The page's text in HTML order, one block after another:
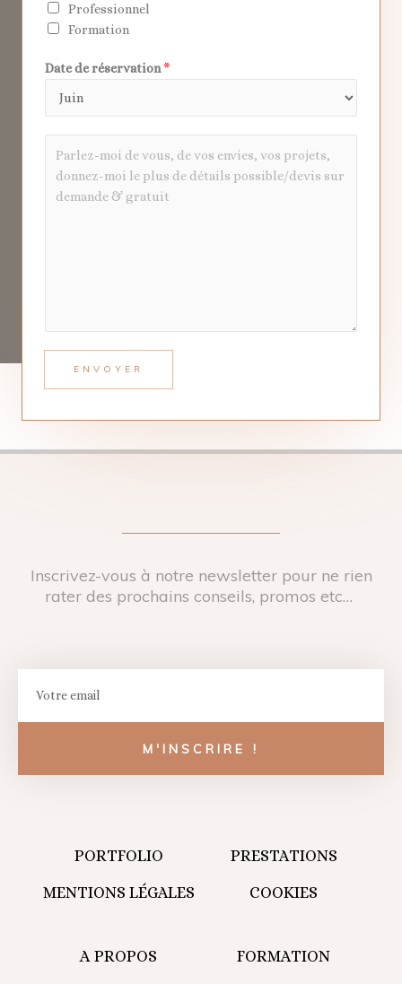
Professionnel
Formation
Date de réservation*
ENVOYER
Inscrivez-vous à notre newsletter pour ne rien
rater des prochains conseils, promos etc…
M'INSCRIRE !
PORTFOLIO
MENTIONS LÉGALES
PRESTATIONS
COOKIES
A PROPOS FORMATION